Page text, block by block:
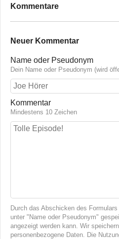
Kommentare
Neuer Kommentar
Name oder Pseudonym
Dein Name oder Pseudonym (wird
Kommentar
Mindestens 10 Zeichen
Durch das Abschicken des
unter "Name oder Pseudonym"
angezeigt werden kann. Wir
personenbezogene Daten. Die